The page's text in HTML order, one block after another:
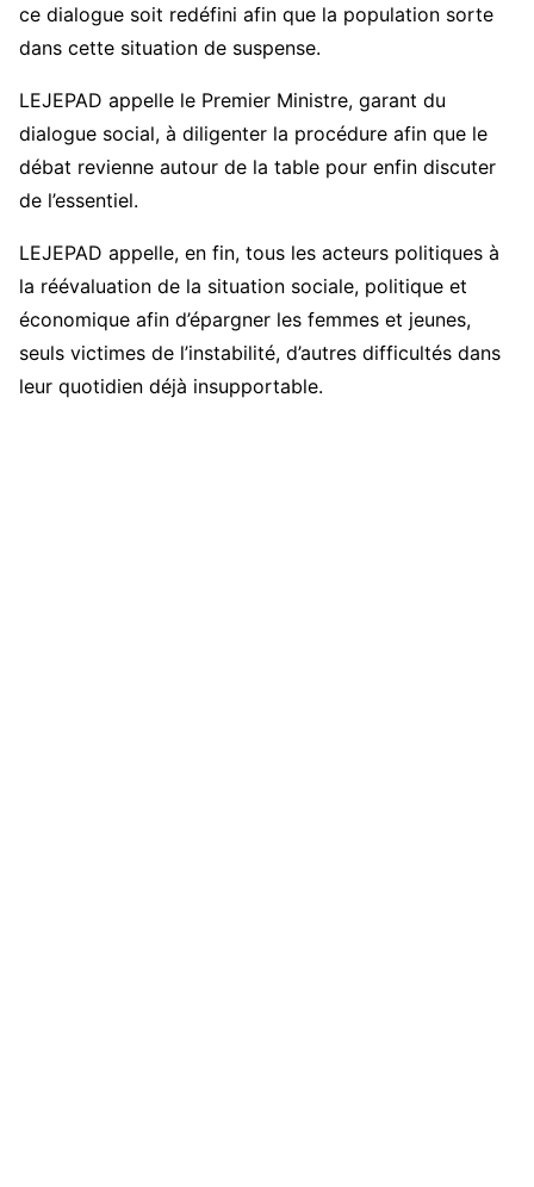
ce dialogue soit redéfini afin que la population sorte
dans cette situation de suspense.
LEJEPAD appelle le Premier Ministre, garant du
dialogue social, à diligenter la procédure afin que le
débat revienne autour de la table pour enfin discuter
de l’essentiel.
LEJEPAD appelle, en fin, tous les acteurs politiques à
la réévaluation de la situation sociale, politique et
économique afin d’épargner les femmes et jeunes,
seuls victimes de l’instabilité, d’autres difficultés dans
leur quotidien déjà insupportable.